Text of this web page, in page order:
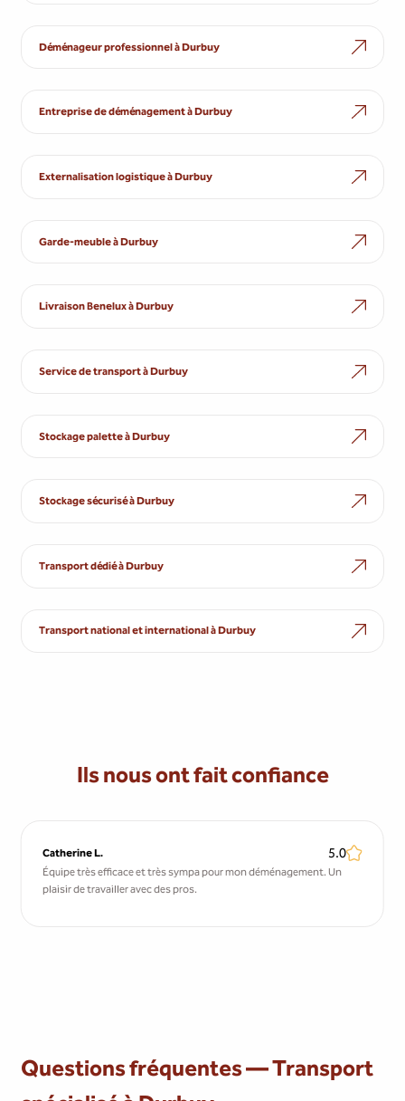
Déménageur professionnel à Durbuy
Entreprise de déménagement à Durbuy
Externalisation logistique à Durbuy
Garde-meuble à Durbuy
Livraison Benelux à Durbuy
Service de transport à Durbuy
Stockage palette à Durbuy
Stockage sécurisé à Durbuy
Transport dédié à Durbuy
Transport national et international à Durbuy
Ils nous ont fait confiance
Catherine L. 5.0
Équipe très efficace et très sympa pour mon déménagement. Un
plaisir de travailler avec des pros.
Questions fréquentes — Transport